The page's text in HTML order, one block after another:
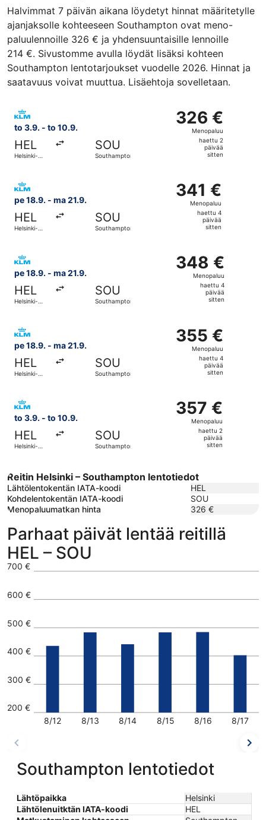
Halvimmat 7 päivän aikana löydetyt hinnat määritetylle
ajanjaksolle kohteeseen Southampton ovat meno-
paluulennoille 326 € ja yhdensuuntaisille lennoille
214 €. Sivustomme avulla löydät lisäksi kohteen
Southampton lentotarjoukset vuodelle 2026. Hinnat ja
saatavuus voivat muuttua. Lisäehtoja sovelletaan.
to 3.9. - to 10.9.
HEL
Helsinki-
SOU
Southampton
326 €
Menopaluu,
haettu
326 €
Menopaluu
haettu 2
päivää
sitten
Valitse lentoyhtiön KLM lento, lähtö to 3.9. kohteesta
pe 18.9. - ma 21.9.
HEL
Helsinki-
SOU
Southampton
341 €
Menopaluu,
haettu
341 €
Menopaluu
haettu 4
päivää
sitten
Valitse lentoyhtiön KLM lento, lähtö pe 18.9. kohteesta
pe 18.9. - ma 21.9.
HEL
Helsinki-
SOU
Southampton
348 €
Menopaluu,
haettu
348 €
Menopaluu
haettu 4
päivää
sitten
pe 18.9. - ma 21.9.
HEL
Helsinki-
SOU
Southampton
355 €
Menopaluu,
haettu
355 €
Menopaluu
haettu 4
päivää
sitten
to 3.9. - to 10.9.
HEL
Helsinki-
SOU
Southampton
357 €
Menopaluu,
haettu
357 €
Menopaluu
haettu 2
päivää
sitten
Reitin Helsinki – Southampton lentotiedot
Lähtölentokentän IATA-koodi
HEL
Kohdelentokentän IATA-koodi
SOU
Menopaluumatkan hinta
326 €
Parhaat päivät lentää reitillä
HEL – SOU
8/12 8/13 8/14 8/15 8/16 8/17
200 €
300 €
400 €
500 €
600 €
700 €
Southampton lentotiedot
Lähtöpaikka
Helsinki
Lähtölenuitktän IATA-koodi
HEL